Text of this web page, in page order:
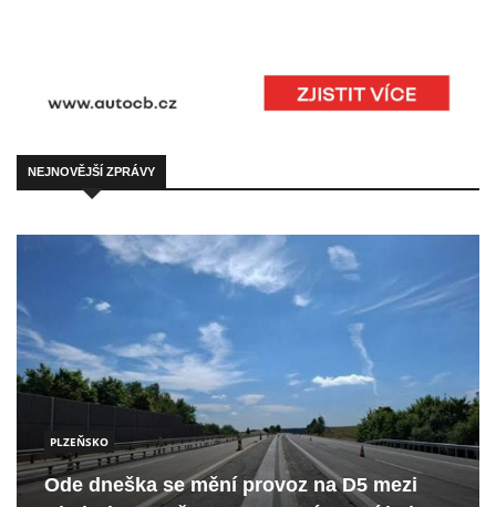
NEJNOVĚJŠÍ ZPRÁVY
PLZEŇSKO
Ode dneška se mění provoz na D5 mezi